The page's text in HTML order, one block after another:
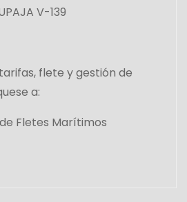
V-139
flete y gestión de
a:
Fletes Marítimos